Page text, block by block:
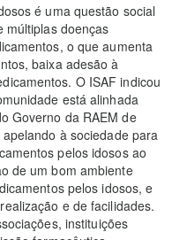
é uma questão social
múltiplas doenças
o que aumenta
baixa adesão à
O ISAF indicou
está alinhada
Governo da RAEM de
à sociedade para
pelos idosos ao
de um bom ambiente
pelos idosos, e
e de facilidades.
instituições